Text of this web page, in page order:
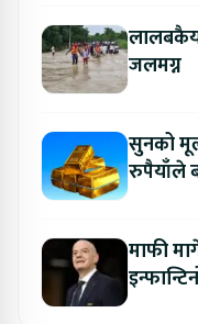
जलमग्न
सुनको
रुपैयाँले
माफी